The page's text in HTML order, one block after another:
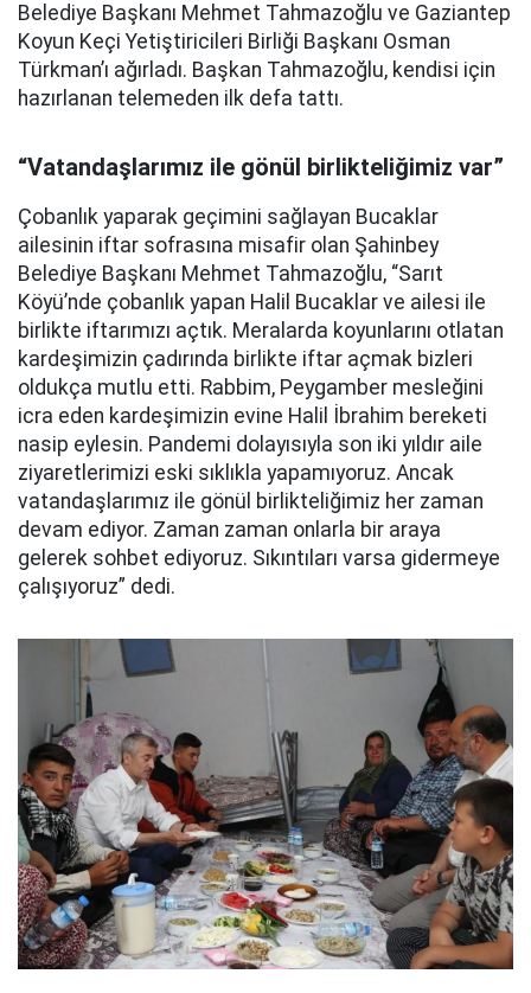
Belediye Başkanı Mehmet Tahmazoğlu ve Gaziantep
Koyun Keçi Yetiştiricileri Birliği Başkanı Osman
Türkman’ı ağırladı. Başkan Tahmazoğlu, kendisi için
hazırlanan telemeden ilk defa tattı.
“Vatandaşlarımız ile gönül birlikteliğimiz var”
Çobanlık yaparak geçimini sağlayan Bucaklar
ailesinin iftar sofrasına misafir olan Şahinbey
Belediye Başkanı Mehmet Tahmazoğlu, “Sarıt
Köyü’nde çobanlık yapan Halil Bucaklar ve ailesi ile
birlikte iftarımızı açtık. Meralarda koyunlarını otlatan
kardeşimizin çadırında birlikte iftar açmak bizleri
oldukça mutlu etti. Rabbim, Peygamber mesleğini
icra eden kardeşimizin evine Halil İbrahim bereketi
nasip eylesin. Pandemi dolayısıyla son iki yıldır aile
ziyaretlerimizi eski sıklıkla yapamıyoruz. Ancak
vatandaşlarımız ile gönül birlikteliğimiz her zaman
devam ediyor. Zaman zaman onlarla bir araya
gelerek sohbet ediyoruz. Sıkıntıları varsa gidermeye
çalışıyoruz” dedi.